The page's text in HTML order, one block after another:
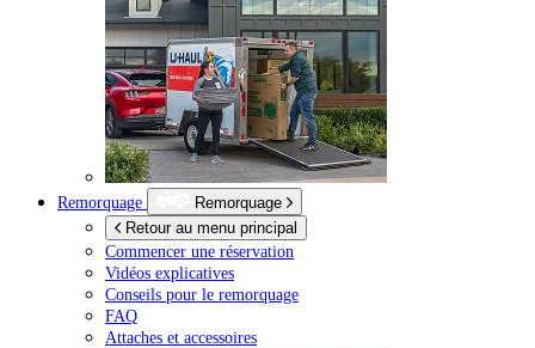
Remorquage
Remorquage
Retour au menu principal
Commencer une réservation
Vidéos explicatives
Conseils pour le remorquage
FAQ
Attaches et accessoires